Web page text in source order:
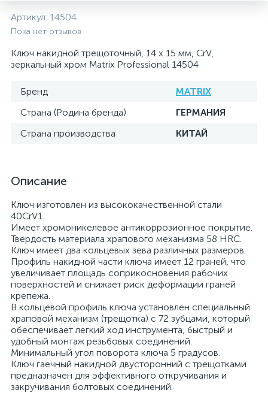
Артикул: 14504
Пока нет отзывов
Ключ накидной трещоточный, 14 х 15 мм, CrV,
зеркальный хром Matrix Professional 14504
Бренд
MATRIX
Страна (Родина бренда)
ГЕРМАНИЯ
Страна производства
КИТАЙ
Описание
Ключ изготовлен из высококачественной стали
40CrV1.
Имеет хромоникелевое антикоррозионное покрытие.
Твердость материала храпового механизма 58 HRС.
Ключ имеет два кольцевых зева различных размеров.
Профиль накидной части ключа имеет 12 граней, что
увеличивает площадь соприкосновения рабочих
поверхностей и снижает риск деформации граней
крепежа.
В кольцевой профиль ключа установлен специальный
храповой механизм (трещотка) с 72 зубцами, который
обеспечивает легкий ход инструмента, быстрый и
удобный монтаж резьбовых соединений.
Минимальный угол поворота ключа 5 градусов.
Ключ гаечный накидной двусторонний с трещотками
предназначен для эффективного откручивания и
закручивания болтовых соединений.